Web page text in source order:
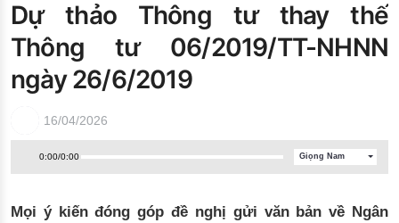
Đào tạo ISO
Dự thảo Thông tư thay thế
Thông tư 06/2019/TT-NHNN
ngày 26/6/2019
16/04/2026
0:00/0:00 Giọng Nam
Mọi ý kiến đóng góp đề nghị gửi văn bản về Ngân